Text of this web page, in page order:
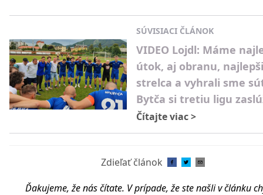
SÚVISIACI ČLÁNOK
VIDEO Lojdl: Máme
útok, aj obranu,
strelca a vyhrali sme
Bytča si tretiu ligu
Čítajte viac>
Zdieľať článok
Ďakujeme, že nás čítate. V prípade, že ste našli v článku